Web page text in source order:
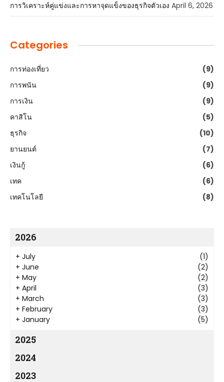
การวิเคราะห์คู่แข่งและการหาจุดแข็งของธุรกิจตัวเอง April 6, 2026
Categories
การท่องเที่ยว
(9)
การพนัน
(9)
การเงิน
(9)
คาสิโน
(5)
ธุรกิจ
(10)
ยานยนต์
(7)
เงินกู้
(6)
เทค
(6)
เทคโนโลยี
(8)
2026
+ July
(1)
+ June
(2)
+ May
(2)
+ April
(3)
+ March
(3)
+ February
(3)
+ January (5)
2025
2024
2023